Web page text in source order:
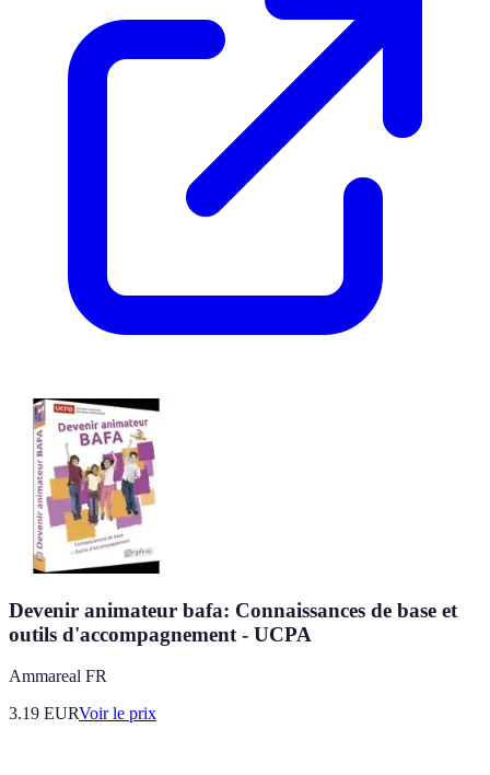
Devenir animateur bafa: Connaissances de base et
outils d'accompagnement - UCPA
Ammareal FR
3.19 EURVoir le prix